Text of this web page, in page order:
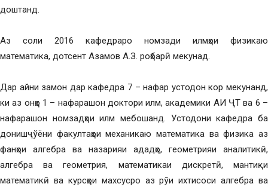
доштанд.
Аз соли 2016 кафедраро номзади илмҳои физикаю
математика, дотсент Азамов А.З. роҳбарӣ мекунад.
Дар айни замон дар кафедра 7 – нафар устодон кор мекунанд,
ки аз онҳо 1 – нафарашон доктори илм, академики АИ ҶТ ва 6 –
нафарашон номзадҳои илм мебошанд. Устодони кафедра ба
донишҷўёни факултаҳои механикаю математика ва физика аз
фанҳои алгебра ва назарияи ададҳо, геометрияи аналитикӣ,
алгебра ва геометрия, математикаи дискретӣ, мантиқи
математикӣ ва курсҳои махсусро аз рўи ихтисоси алгебра ва